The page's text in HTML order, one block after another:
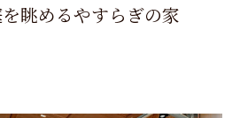
眺めるやすらぎの家